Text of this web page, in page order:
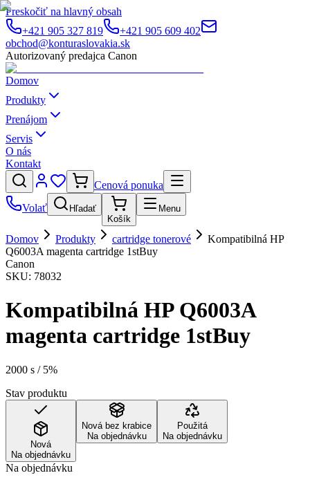
Preskočiť na hlavný obsah
+421 905 327 819
+421 905 609 402
obchod@konturaslovakia.sk
Autorizovaný predajca Canon
Domov
Produkty
Prenájom
Servis
O nás
Kontakt
Cenová ponuka
Volať
Hľadať
Košík
Menu
Domov Produkty cartridge tonerové
Kompatibilná HP
Q6003A magenta cartridge 1stBuy
Canon
SKU: 78032
Kompatibilná HP Q6003A
magenta cartridge 1stBuy
2000 s / 5%
Stav produktu
Nová
Na objednávku
Nová bez krabice
Na objednávku
Použitá
Na objednávku
Na objednávku